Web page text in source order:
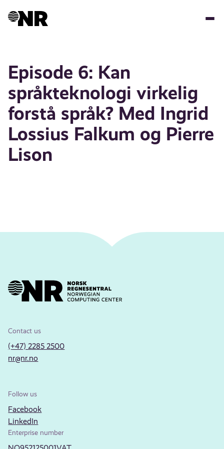
Episode 6: Kan
språkteknologi virkelig
forstå språk? Med Ingrid
Lossius Falkum og Pierre
Lison
Contact us
(+47) 2285 2500
nr@nr.no
Follow us
Facebook
LinkedIn
Enterprise number